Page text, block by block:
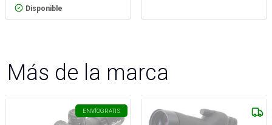
Disponible
Más de la marca
ENVÍOGRATIS